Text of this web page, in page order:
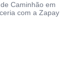
Caminhão em
com a Zapay